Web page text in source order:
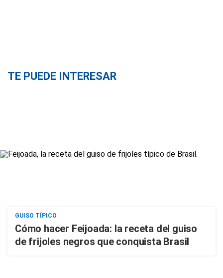
TE PUEDE INTERESAR
GUISO TÍPICO
Cómo hacer Feijoada: la receta del guiso
de frijoles negros que conquista Brasil